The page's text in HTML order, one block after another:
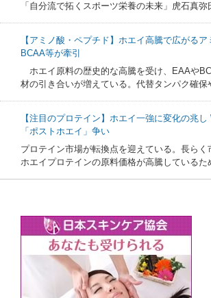
「自分流で拓くスポーツ栄養の未来」虎石真
【アミノ酸・ペプチド】ホエイ高騰で広がるア
BCAA等が牽引
ホエイ原料の歴史的な高騰を受け、EAAや
材の引き合いが増えている。代替タンパク確
【注目のプロテイン】ホエイ一強に変化の兆
「ポストホエイ」争い
プロテイン市場が転換点を迎えている。長らく
ホエイプロテインの原料価格が高騰している